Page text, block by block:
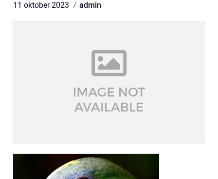
11 oktober 2023 admin